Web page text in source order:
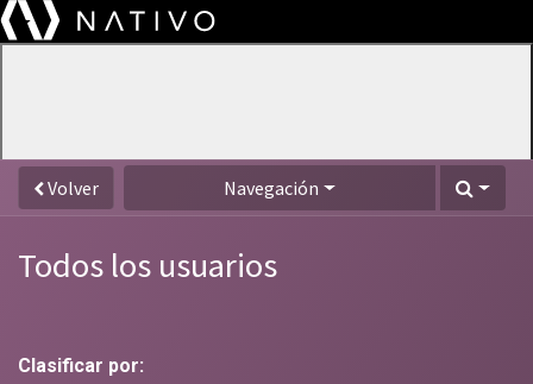
Volver Navegación
Todos los usuarios
Clasificar por: